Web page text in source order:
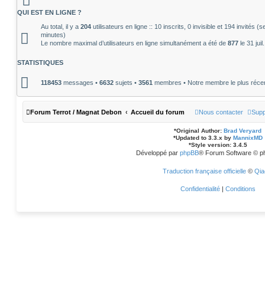
QUI EST EN LIGNE ?
Au total, il y a 204 utilisateurs en ligne :: 10 inscrits, 0 invisible et 194 invités
minutes)
Le nombre maximal d’utilisateurs en ligne simultanément a été de 877 le 31
STATISTIQUES
118453 messages • 6632 sujets • 3561 membres • Notre membre le plus
Forum Terrot / Magnat Debon Accueil du forum Nous contacter
*Original Author: Brad Veryard
*Updated to 3.3.x by MannixMD
*Style version: 3.4.5
Développé par phpBB® Forum Software ©
Traduction française officielle©
Confidentialité | Conditions